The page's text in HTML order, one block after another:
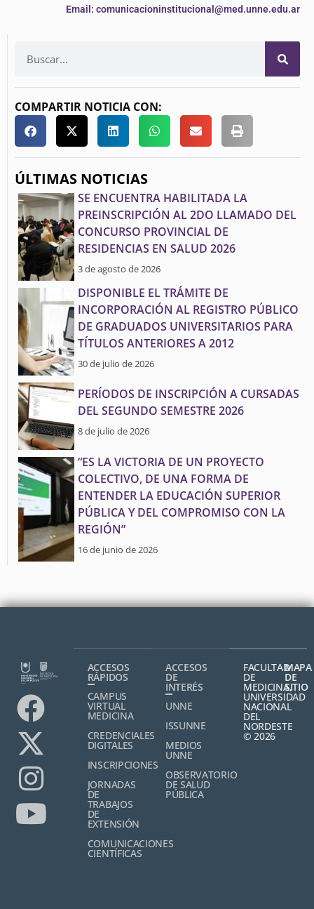
Email: comunicacioninstitucional@med.unne.edu.ar
COMPARTIR NOTICIA CON:
ÚLTIMAS NOTICIAS
SE ENCUENTRA HABILITADA LA
PREINSCRIPCIÓN AL 2DO LLAMADO DEL
CONCURSO PROVINCIAL DE
RESIDENCIAS EN SALUD 2026
3 de agosto de 2026
DISPONIBLE EL TRÁMITE DE
INCORPORACIÓN AL REGISTRO PÚBLICO
DE GRADUADOS UNIVERSITARIOS PARA
TÍTULOS ANTERIORES A 2012
30 de julio de 2026
PERÍODOS DE INSCRIPCIÓN A CURSADAS
DEL SEGUNDO SEMESTRE 2026
8 de julio de 2026
“ES LA VICTORIA DE UN PROYECTO
COLECTIVO, DE UNA FORMA DE
ENTENDER LA EDUCACIÓN SUPERIOR
PÚBLICA Y DEL COMPROMISO CON LA
REGIÓN”
16 de junio de 2026
ACCESOS
RÁPIDOS
CAMPUS
VIRTUAL
MEDICINA
CREDENCIALES
DIGITALES
INSCRIPCIONES
JORNADAS
DE
TRABAJOS
DE
EXTENSIÓN
COMUNICACIONES
CIENTÍFICAS
ACCESOS
DE
INTERÉS
UNNE
ISSUNNE
MEDIOS
UNNE
OBSERVATORIO
DE SALUD
PÚBLICA
FACULTAD
DE
MEDICINA,
UNIVERSIDAD
NACIONAL
DEL
NORDESTE
© 2026
MAPA
DE
SITIO